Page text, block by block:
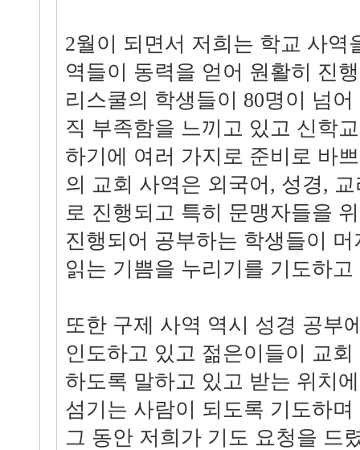
2월이 되면서 저희는 학교 사역
역들이 동력을 얻어 원활히 진
리스쿨의 학생들이 80명이 넘
직 부족함을 느끼고 있고 신학
하기에 여러 가지로 준비로 바
의 교회 사역은 외국어, 성경,
로 진행되고 특히 문맹자들을
진행되어 공부하는 학생들이
읽는 기쁨을 누리기를 기도하고
또한 구제 사역 역시 성경 공부
인도하고 있고 젊은이들이 교
하도록 말하고 있고 받는 위치
섬기는 사람이 되도록 기도하
그 동안 저희가 기도 요청을 드